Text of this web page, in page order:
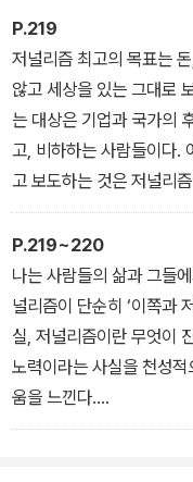
폭정을 피해 유럽으로 건
섬나라 몰타로 몰려들면서
곤 문제와 복잡한 카스트
P.219
저널리즘 최고의 목표는
않고 세상을 있는 그대로
는 대상은 기업과 국가의
고, 비하하는 사람들이다.
고 보도하는 것은 저널리
하는 것이 저널리즘이다.
-「조 사코 인터뷰」 중에서
P.219~220
나는 사람들의 삶과 그들
널리즘이 단순히 ‘이쪽과
실, 저널리즘이란 무엇이
노력이라는 사실을 천성
움을 느낀다.
-「조 사코 인터뷰」 중에서